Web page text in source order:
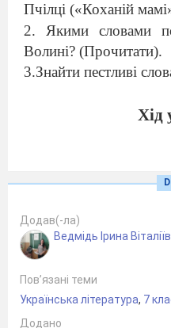
Пчілці («Коханій
2. Якими словами
Волині? (Прочитати).
3.Знайти пестливі
Хід
Урок читання
Те що вивчили —
Поміркуємо,
— Жодна людина не
в неї слабкі легені та
Додав(-ла)
Ведмідь Ірина
Пов’язані теми
Українська література, 7
Додано